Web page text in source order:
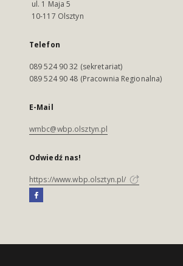
ul. 1 Maja 5
10-117 Olsztyn
Telefon
089 524 90 32 (sekretariat)
089 524 90 48 (Pracownia Regionalna)
E-Mail
wmbc@wbp.olsztyn.pl
Odwiedź nas!
https://www.wbp.olsztyn.pl/